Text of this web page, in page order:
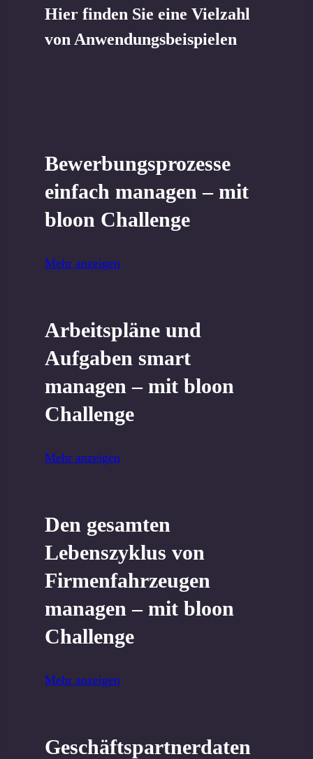
Hier finden Sie eine Vielzahl
von Anwendungsbeispielen
Bewerbungsprozesse
einfach managen – mit
bloon Challenge
Mehr anzeigen
Arbeitspläne und
Aufgaben smart
managen – mit bloon
Challenge
Mehr anzeigen
Den gesamten
Lebenszyklus von
Firmenfahrzeugen
managen – mit bloon
Challenge
Mehr anzeigen
Geschäftspartnerdaten